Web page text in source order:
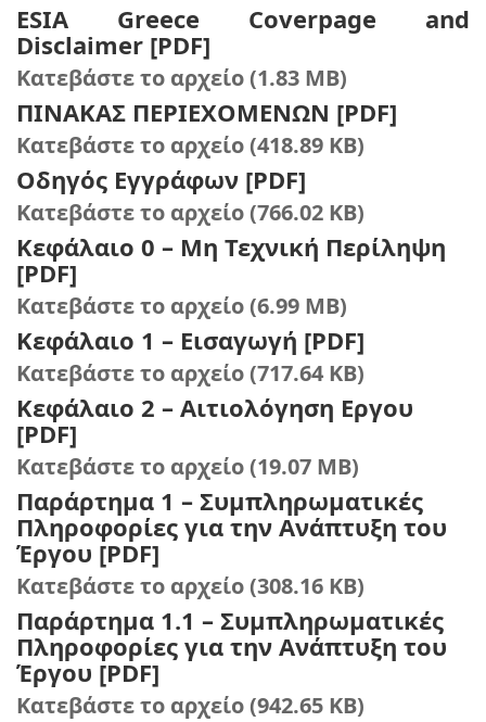
ESIA Greece Coverpage and
Disclaimer [PDF]
Κατεβάστε το αρχείο (1.83 MB)
ΠΙΝΑΚΑΣ ΠΕΡΙΕΧΟΜΕΝΩΝ [PDF]
Κατεβάστε το αρχείο (418.89 KB)
Οδηγός Εγγράφων [PDF]
Κατεβάστε το αρχείο (766.02 KB)
Κεφάλαιο 0 – Μη Τεχνική Περίληψη
[PDF]
Κατεβάστε το αρχείο (6.99 MB)
Κεφάλαιο 1 – Εισαγωγή [PDF]
Κατεβάστε το αρχείο (717.64 KB)
Κεφάλαιο 2 – Αιτιολόγηση Εργου
[PDF]
Κατεβάστε το αρχείο (19.07 MB)
Παράρτημα 1 – Συμπληρωματικές
Πληροφορίες για την Ανάπτυξη του
Έργου [PDF]
Κατεβάστε το αρχείο (308.16 KB)
Παράρτημα 1.1 – Συμπληρωματικές
Πληροφορίες για την Ανάπτυξη του
Έργου [PDF]
Κατεβάστε το αρχείο (942.65 KB)